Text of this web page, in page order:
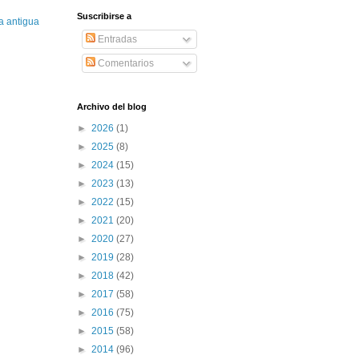
antigua
Suscribirse a
Entradas
Comentarios
Archivo del blog
► 2026 (1)
► 2025 (8)
► 2024 (15)
► 2023 (13)
► 2022 (15)
► 2021 (20)
► 2020 (27)
► 2019 (28)
► 2018 (42)
► 2017 (58)
► 2016 (75)
► 2015 (58)
► 2014 (96)